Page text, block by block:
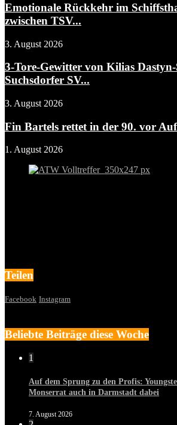
Emotionale Rückkehr im
zwischen TSV...
3. August 2026
3-Tore-Gewitter von Kilias
Suchsdorfer SV...
3. August 2026
Fin Bartels rettet in der 90. vor
1. August 2026
Teilen
Facebook Instagram
Beliebte Beiträge diese Woche
1
Auf dem Sprung zu den Profis:
Monserrat auch in Darmstadt dabei
7. August 2026